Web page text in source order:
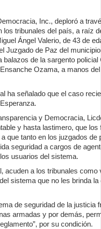
Inc., deploró a
los tribunales del país, a raíz
Ángel Valerio, de 43 de
Juzgado de Paz del
balazos de la sargento
Ozama, a manos
ha señalado que el caso
y Democracia,
y hasta lastimero, que
que tanto en los juzgados
seguridad a cargos de
usuarios del sistema.
acuden a los tribunales
sistema que no les brinda la
de seguridad de la justicia
armadas y por demás,
por su condición.